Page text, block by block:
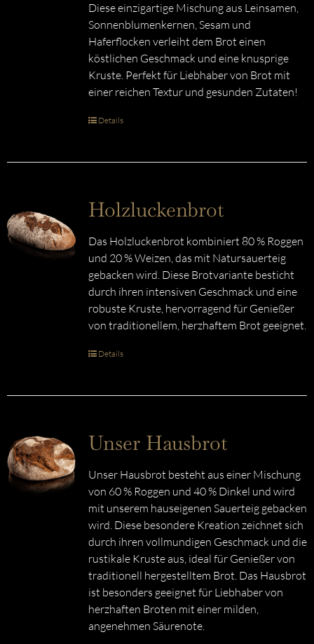
Diese einzigartige Mischung aus Leinsamen,
Sonnenblumenkernen, Sesam und
Haferflocken verleiht dem Brot einen
köstlichen Geschmack und eine knusprige
Kruste. Perfekt für Liebhaber von Brot mit
einer reichen Textur und gesunden Zutaten!
Details
Holzluckenbrot
Das Holzluckenbrot kombiniert 80 % Roggen
und 20 % Weizen, das mit Natursauerteig
gebacken wird. Diese Brotvariante besticht
durch ihren intensiven Geschmack und eine
robuste Kruste, hervorragend für Genießer
von traditionellem, herzhaftem Brot geeignet.
Details
Unser Hausbrot
Unser Hausbrot besteht aus einer Mischung
von 60 % Roggen und 40 % Dinkel und wird
mit unserem hauseigenen Sauerteig gebacken
wird. Diese besondere Kreation zeichnet sich
durch ihren vollmundigen Geschmack und die
rustikale Kruste aus, ideal für Genießer von
traditionell hergestelltem Brot. Das Hausbrot
ist besonders geeignet für Liebhaber von
herzhaften Broten mit einer milden,
angenehmen Säurenote.